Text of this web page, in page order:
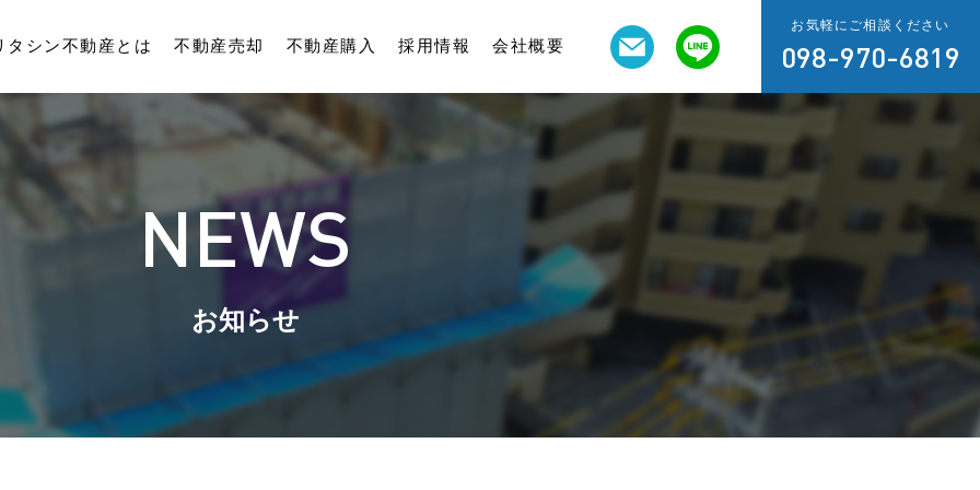
タシン不動産とは 不動産売却 不動産購入 採用情報 会社概要
お気軽にご相談ください
098-970-6819
NEWS
お知らせ